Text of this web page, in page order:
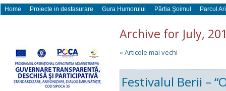
Home Proiecte in desfasurare Gura Humorului Pârtia Şoimul Parcul
Archive for July,
« Articole mai vechi
Festivalul Berii –